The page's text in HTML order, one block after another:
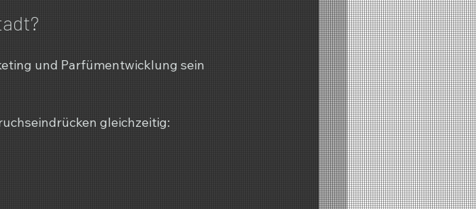
und Parfümentwicklung sein
gleichzeitig: